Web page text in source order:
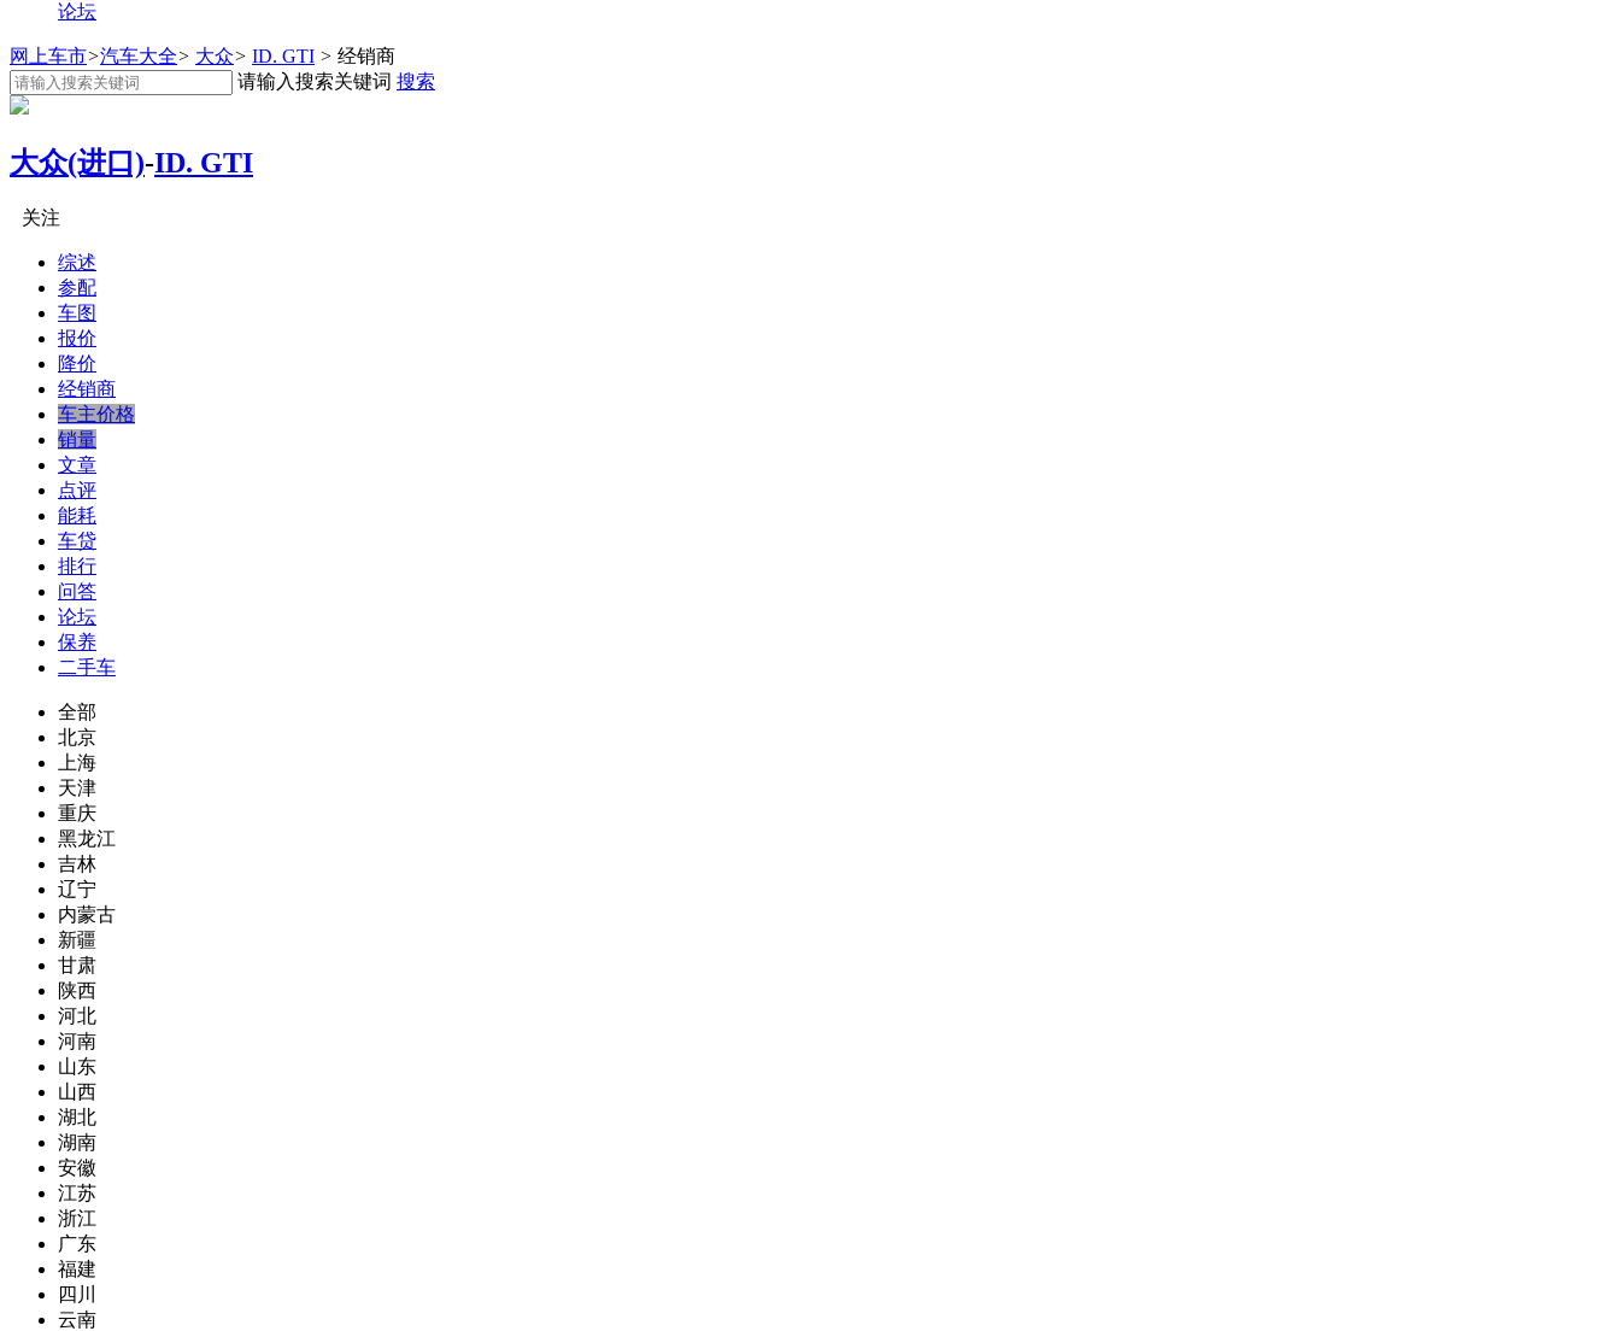
论坛
网上车市>汽车大全> 大众> ID. GTI > 经销商
请输入搜索关键词 搜索
大众(进口)-ID. GTI
关注
综述
参配
车图
报价
降价
经销商
车主价格
销量
文章
点评
能耗
车贷
排行
问答
论坛
保养
二手车
全部
北京
上海
天津
重庆
黑龙江
吉林
辽宁
内蒙古
新疆
甘肃
陕西
河北
河南
山东
山西
湖北
湖南
安徽
江苏
浙江
广东
福建
四川
云南